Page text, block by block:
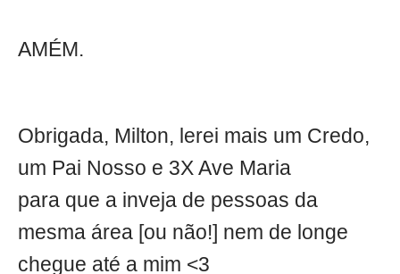
AMÉM.
Obrigada, Milton, lerei mais um Credo,
um Pai Nosso e 3X Ave Maria
para que a inveja de pessoas da
mesma área [ou não!] nem de longe
chegue até a mim <3